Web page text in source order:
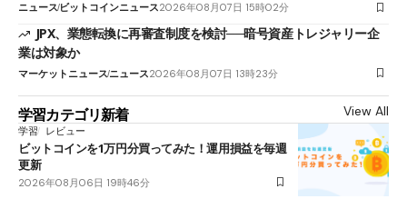
ニュースビットコインニュース2026年08月07日 15時02分
JPX、業態転換に再審査制度を検討──暗号資産トレジャリー企
業は対象か
マーケットニュースニュース2026年08月07日 13時23分
学習カテゴリ新着 View All
学習 レビュー
ビットコインを1万円分買ってみた！運用損益を毎週
更新
2026年08月06日 19時46分